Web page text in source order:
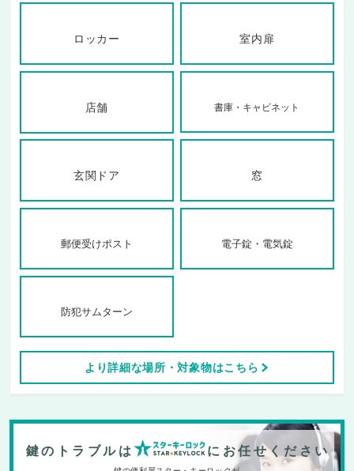
ロッカー 室内扉
店舗 書庫・キャビネット
玄関ドア 窓
郵便受けポスト 電子錠・電気錠
防犯サムターン
より詳細な場所・対象物はこちら
鍵のトラブルは にお任せください